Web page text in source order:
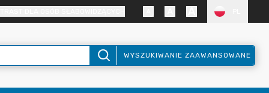
WYSZUKIWANIE ZAAWANSOWANE